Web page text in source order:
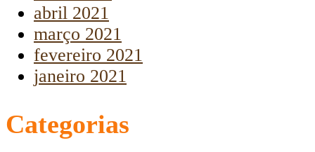
abril 2021
março 2021
fevereiro 2021
janeiro 2021
Categorias